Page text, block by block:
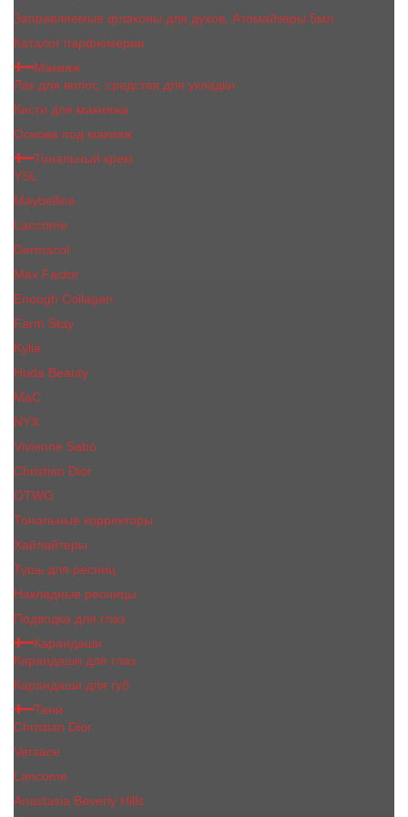
Заправляемые флаконы для духов, Атомайзеры 5мл
Каталог парфюмерии
Макияж
Лак для волос, средства для укладки
Кисти для макияжа
Основа под макияж
Тональный крем
YSL
Maybelline
Lancome
Dermacol
Max Factor
Enough Collagen
Farm Stay
Kylie
Huda Beauty
МаС
NYX
Vivienne Sabo
Сhristiаn Diоr
OTWO
Тональные корректоры
Хайлайтеры
Тушь для ресниц
Накладные ресницы
Подводка для глаз
Карандаши
Карандаши для глаз
Карандаши для губ
Тени
Christian Dior
Versace
Lancome
Anastasia Beverly Hills